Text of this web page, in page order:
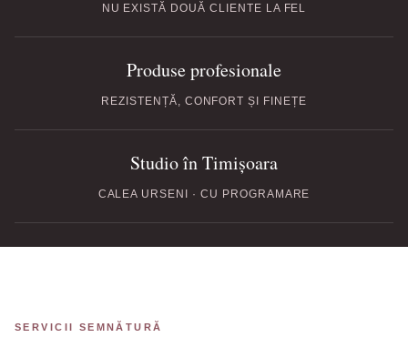
NU EXISTĂ DOUĂ CLIENTE LA FEL
Produse profesionale
REZISTENȚĂ, CONFORT ȘI FINEȚE
Studio în Timișoara
CALEA URSENI · CU PROGRAMARE
SERVICII SEMNĂTURĂ